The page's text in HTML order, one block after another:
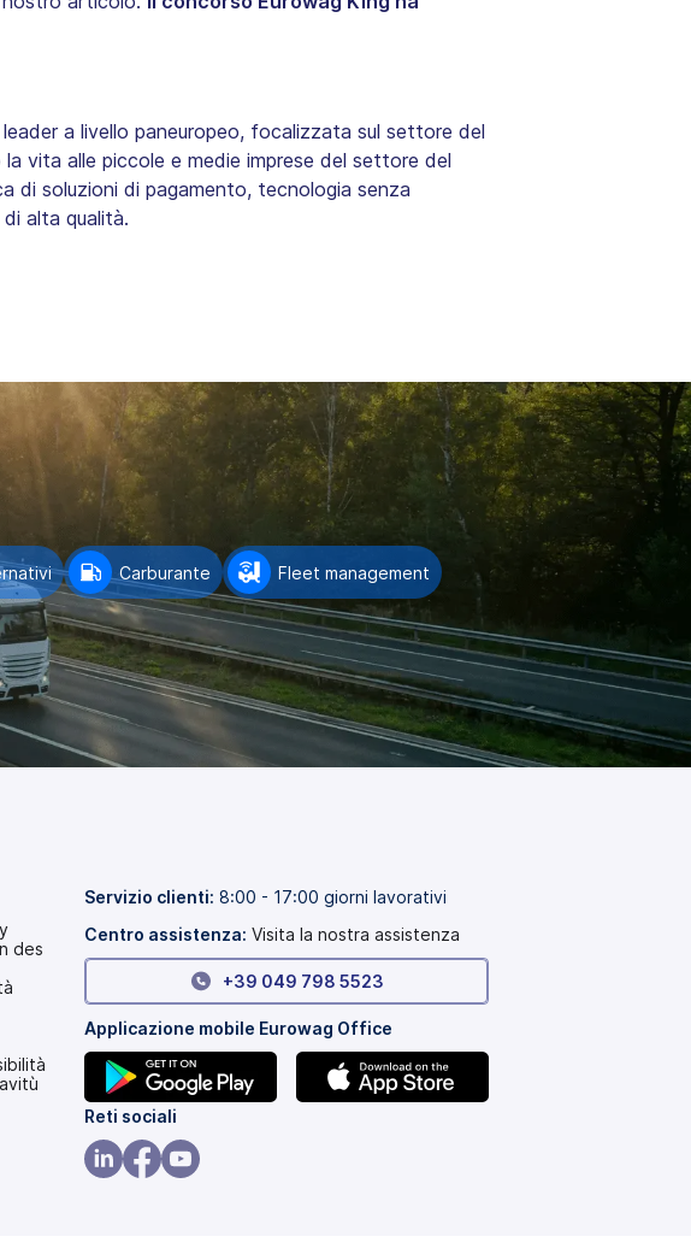
a livello paneuropeo, focalizzata sul settore del
vita alle piccole e medie imprese del settore del
di soluzioni di pagamento, tecnologia senza
alta qualità.
Carburante Fleet management
des
Servizio clienti: 8:00 - 17:00 giorni lavorativi
Centro assistenza: Visita la nostra assistenza
+39 049 798 5523
Applicazione mobile Eurowag Office
(si
apre
in
Reti sociali